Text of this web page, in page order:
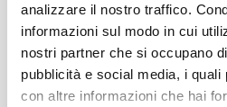
analizzare il nostro traffico.
informazioni sul modo in cui
nostri partner che si occupano
pubblicità e social media, i quali
con altre informazioni che hai
Le competenze acquisite
Corporate Wellbeing
professionali emergenti e ad
nel panorama delle risorse
consulenza organizzativa. I